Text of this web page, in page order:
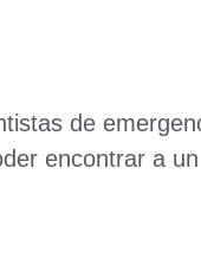
de
encontrar a